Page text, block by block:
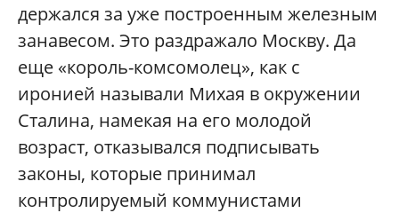
держался за уже построенным железным
занавесом. Это раздражало Москву. Да
еще «король-комсомолец», как с
иронией называли Михая в окружении
Сталина, намекая на его молодой
возраст, отказывался подписывать
законы, которые принимал
контролируемый коммунистами